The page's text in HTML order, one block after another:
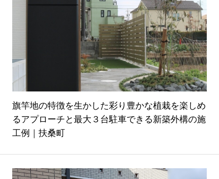
旗竿地の特徴を生かした彩り豊かな植栽を楽しめ
るアプローチと最大３台駐車できる新築外構の施
工例｜扶桑町